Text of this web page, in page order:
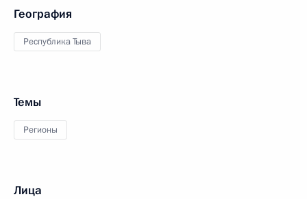
География
Республика Тыва
Темы
Регионы
Лица